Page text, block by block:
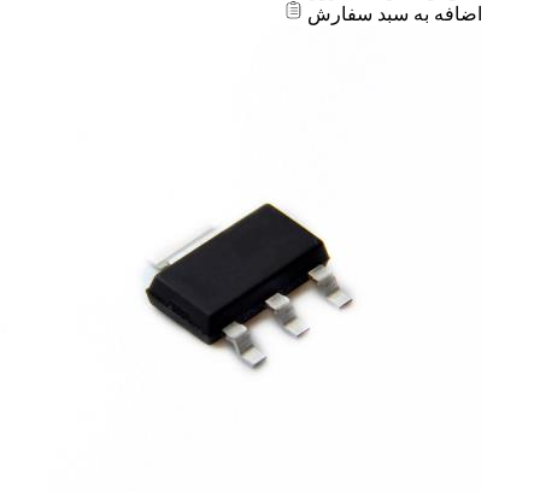
اضافه به سبد سفارش